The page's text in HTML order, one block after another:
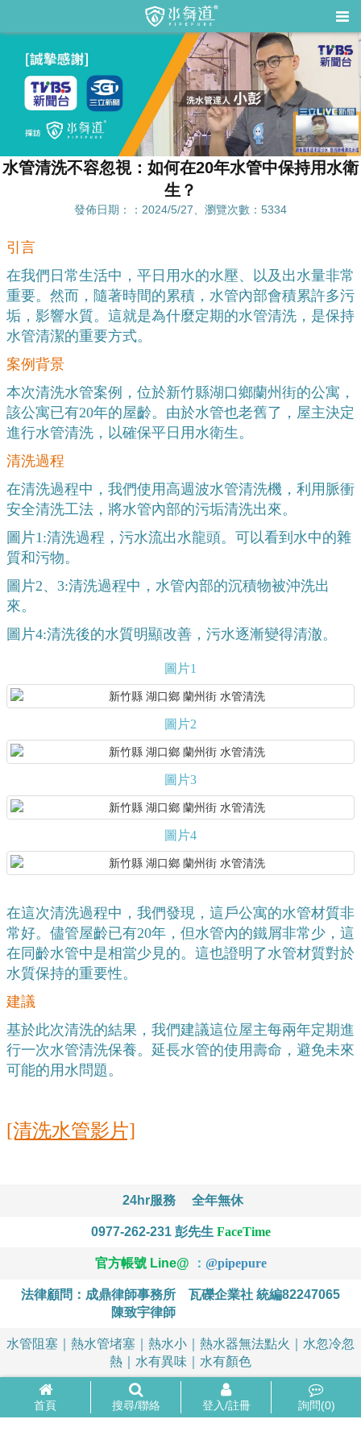
首頁 搜尋/聯絡 登入/註冊 詢問(0)
水管清洗不容忽視：如何在20年水管中保持用水衛
生？
發佈日期：：2024/5/27、瀏覽次數：5334
引言
在我們日常生活中，平日用水的水壓、以及出水量非常
重要。然而，隨著時間的累積，水管內部會積累許多污
垢，影響水質。這就是為什麼定期的水管清洗，是保持
水管清潔的重要方式。
案例背景
本次清洗水管案例，位於新竹縣湖口鄉蘭州街的公寓，
該公寓已有20年的屋齡。由於水管也老舊了，屋主決定
進行水管清洗，以確保平日用水衛生。
清洗過程
在清洗過程中，我們使用高週波水管清洗機，利用脈衝
安全清洗工法，將水管內部的污垢清洗出來。
圖片1:清洗過程，污水流出水龍頭。可以看到水中的雜
質和污物。
圖片2、3:清洗過程中，水管內部的沉積物被沖洗出
來。
圖片4:清洗後的水質明顯改善，污水逐漸變得清澈。
圖片1
圖片2
圖片3
圖片4
在這次清洗過程中，我們發現，這戶公寓的水管材質非
常好。儘管屋齡已有20年，但水管內的鐵屑非常少，這
在同齡水管中是相當少見的。這也證明了水管材質對於
水質保持的重要性。
建議
基於此次清洗的結果，我們建議這位屋主每兩年定期進
行一次水管清洗保養。延長水管的使用壽命，避免未來
可能的用水問題。
[清洗水管影片]
24hr服務 全年無休
0977-262-231 彭先生 FaceTime
官方帳號 Line@ ： @pipepure
法律顧問：成鼎律師事務所
陳致宇律師
瓦礫企業社 統編82247065
水管阻塞｜熱水管堵塞｜熱水小｜熱水器無法點火｜水忽冷忽
熱｜水有異味｜水有顏色